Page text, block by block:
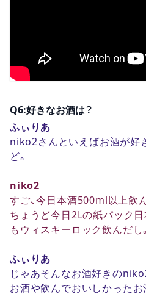
Q6:好きなお酒は？
ふぃりあ
niko2さんといえばお酒が好
ど。
niko2
すご、今日本酒500ml以上飲
ちょうど今日2Lの紙パック日
もウィスキーロック飲んだし。
ふぃりあ
じゃあそんなお酒好きの
お酒や飲んでおいしかったお